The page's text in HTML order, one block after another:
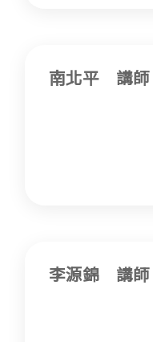
南北平 講師
李源錦 講師